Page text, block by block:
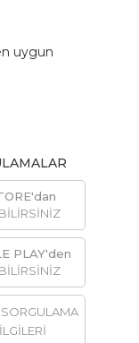
uygun
PLAY'den
SORGULAMA